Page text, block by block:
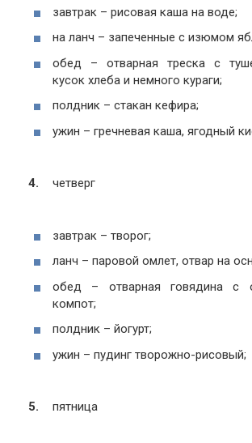
завтрак – рисовая каша на воде;
на ланч – запеченные с изюмом
обед – отварная треска с
кусок хлеба и немного кураги;
полдник – стакан кефира;
ужин – гречневая каша, ягодный
четверг
завтрак – творог;
ланч – паровой омлет, отвар на
обед – отварная говядина с
компот;
полдник – йогурт;
ужин – пудинг творожно-рисовый;
пятница